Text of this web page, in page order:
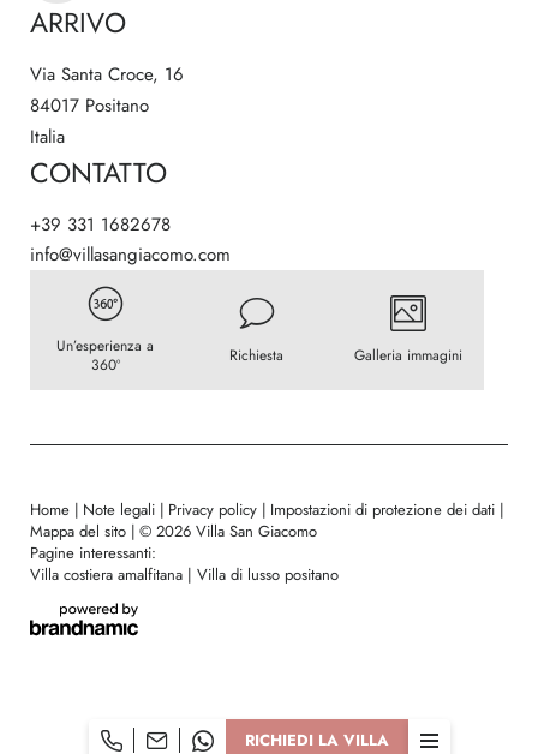
RICHIEDI LA VILLA
ARRIVO
Via Santa Croce, 16
84017 Positano
Italia
CONTATTO
+39 331 1682678
info@villasangiacomo.com
Un’esperienza a
360º
Richiesta Galleria immagini
Home | Note legali | Privacy policy | Impostazioni di protezione dei dati |
Mappa del sito | © 2026 Villa San Giacomo
Pagine interessanti:
Villa costiera amalfitana | Villa di lusso positano